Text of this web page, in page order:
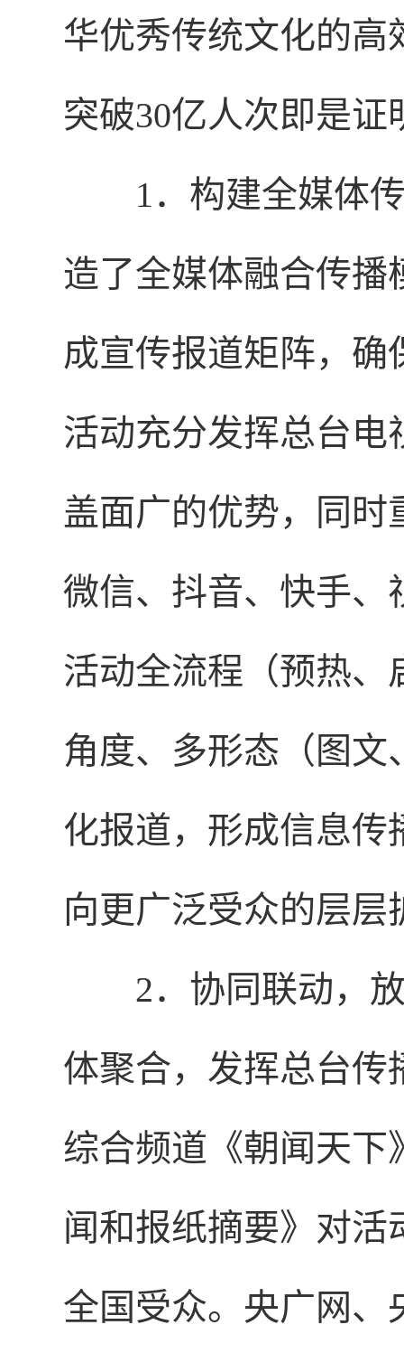
华优秀传统文化的
突破30亿人次即是证
1．构建全媒体
造了全媒体融合传播
成宣传报道矩阵，
活动充分发挥总台
盖面广的优势，同时
微信、抖音、快手、
活动全流程（预热
角度、多形态（图
化报道，形成信息传
向更广泛受众的层层
2．协同联动，
体聚合，发挥总台传
综合频道《朝闻天下
闻和报纸摘要》对
全国受众。央广网、